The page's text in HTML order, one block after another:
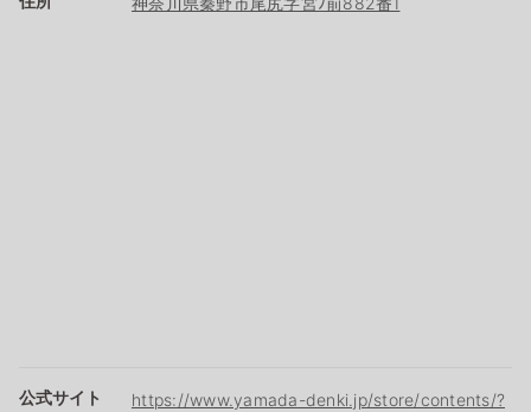
公式サイト
https://www.yamada-denki.jp/store/contents/?